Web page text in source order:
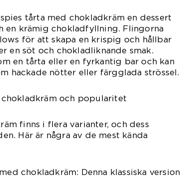
tårta med chokladkräm en dessert
en krämig chokladfyllning. Flingorna
för att skapa en krispig och hållbar
en söt och chokladliknande smak.
en tårta eller en fyrkantig bar och kan
hackade nötter eller färgglada strössel.
och popularitet
finns i flera varianter, och dess
Här är några av de mest kända
chokladkräm: Denna klassiska version